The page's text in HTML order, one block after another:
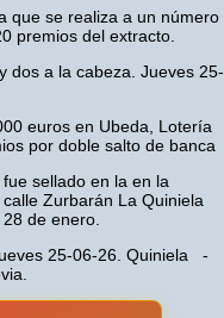
que se realiza a un número
premios del extracto.
dos a la cabeza. Jueves 25-
euros en Ubeda, Lotería
por doble salto de banca
sellado en la en la
Zurbarán La Quiniela
de enero.
25-06-26. Quiniela -